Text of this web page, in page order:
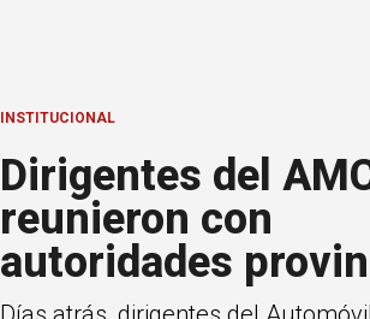
INSTITUCIONAL
Dirigentes del
reunieron con
autoridades